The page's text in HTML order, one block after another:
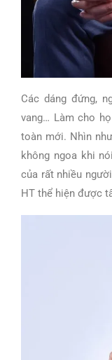
Các dáng đứng,
vang… Làm cho
toàn mới. Nhìn
không ngoa khi
của rất nhiều
HT thể hiện được